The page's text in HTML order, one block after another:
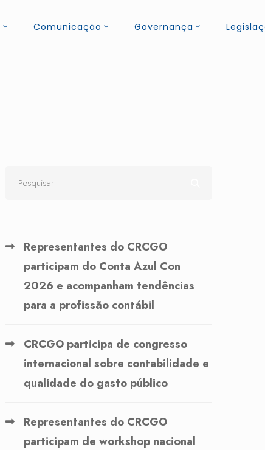
Comunicação Governança
Representantes do CRCGO
participam do Conta Azul Con
2026 e acompanham tendências
para a profissão contábil
CRCGO participa de congresso
internacional sobre contabilidade e
qualidade do gasto público
Representantes do CRCGO
participam de workshop nacional